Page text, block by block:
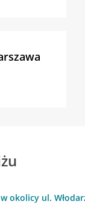
w okolicy ul.